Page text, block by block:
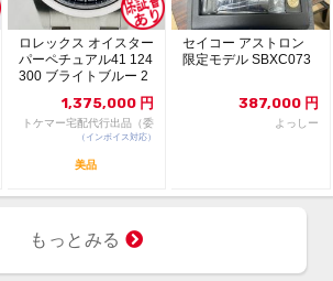
ロレックス オイスター
パーペチュアル41 124
300 ブライトブルー 2
1,375,000 円
トケマー宅配代行出品（委
託販売）
（インボイス対応）
美品
セイコー アストロン
限定モデル SBXC073
387,000 円
よっしー
もっとみる